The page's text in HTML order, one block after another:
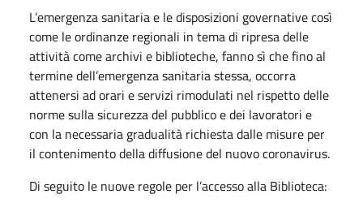
L’emergenza sanitaria e le disposizioni governative così
come le ordinanze regionali in tema di ripresa delle
attività come archivi e biblioteche, fanno sì che fino al
termine dell’emergenza sanitaria stessa, occorra
attenersi ad orari e servizi rimodulati nel rispetto delle
norme sulla sicurezza del pubblico e dei lavoratori e
con la necessaria gradualità richiesta dalle misure per
il contenimento della diffusione del nuovo coronavirus.
Di seguito le nuove regole per l’accesso alla Biblioteca: